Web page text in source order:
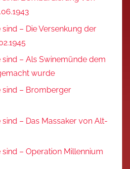
– Die Versenkung der
sind – Als Swinemünde dem
wurde
sind – Bromberger
– Das Massaker von Alt-
– Operation Millennium